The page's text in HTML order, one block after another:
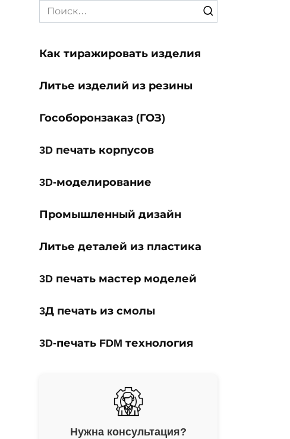
Search
for:
Как тиражировать изделия
Литье изделий из резины
Гособоронзаказ (ГОЗ)
3D печать корпусов
3D-моделирование
Промышленный дизайн
Литье деталей из пластика
3D печать мастер моделей
3Д печать из смолы
3D-печать FDM технология
Нужна консультация?